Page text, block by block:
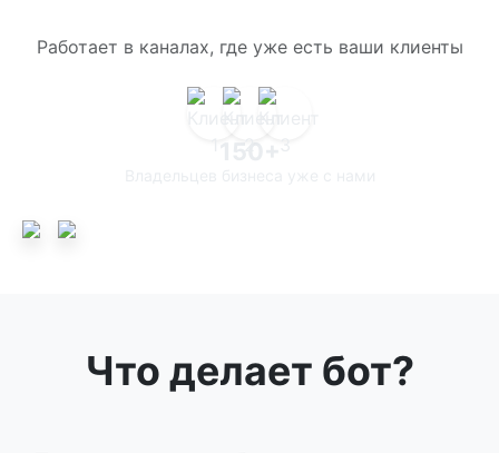
Работает в каналах, где уже есть ваши клиенты
150+
Что делает бот?